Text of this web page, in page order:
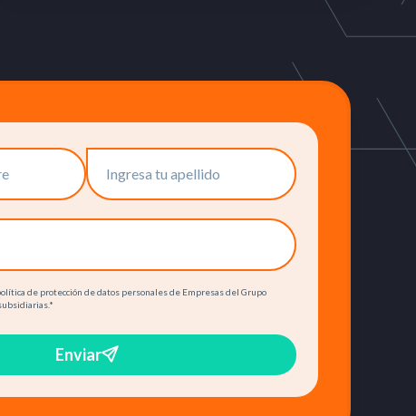
de protección de datos personales de Empresas del Grupo
*
Enviar